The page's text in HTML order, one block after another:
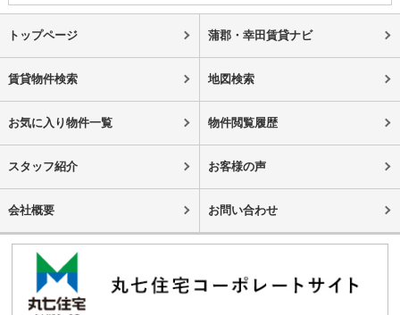
トップページ 蒲郡・幸田賃貸ナビ
賃貸物件検索 地図検索
お気に入り物件一覧 物件閲覧履歴
スタッフ紹介 お客様の声
会社概要 お問い合わせ